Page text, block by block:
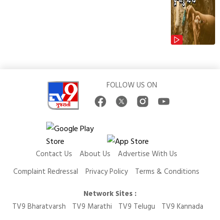
FOLLOW US ON
Contact Us About Us
Advertise With Us
Complaint Redressal
Privacy Policy
Terms & Conditions
Network Sites :
TV9 Bharatvarsh
TV9 Marathi TV9 Telugu
TV9 Kannada